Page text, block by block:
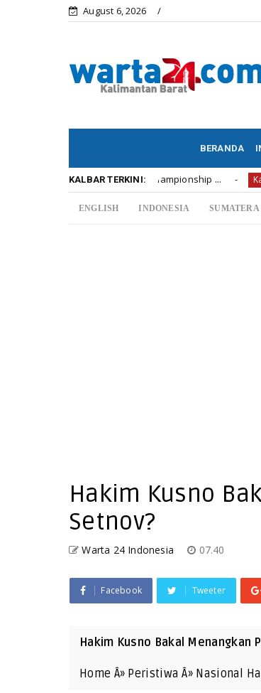
August 6, 2026
BERANDA
KALBAR TERKINI:
Hadiah U12 Soccer Championship ... Kalbar
ENGLISH INDONESIA SUMATERA
Hakim Kusno
Setnov?
Warta 24 Indonesia 07.40
Facebook Tweeter
Hakim Kusno Bakal Menangkan
Home Â» Peristiwa Â» Nasional